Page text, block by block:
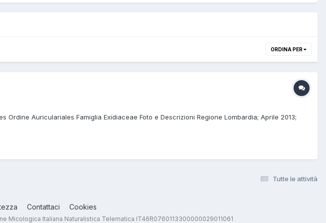
ORDINA PER
Ordine Auriculariales Famiglia Exidiaceae Foto e Descrizioni Regione Lombardia; Aprile 2013;
Tutte le attività
Contattaci Cookies
Micologica Italiana Naturalistica Telematica IT46R0760113300000029011061